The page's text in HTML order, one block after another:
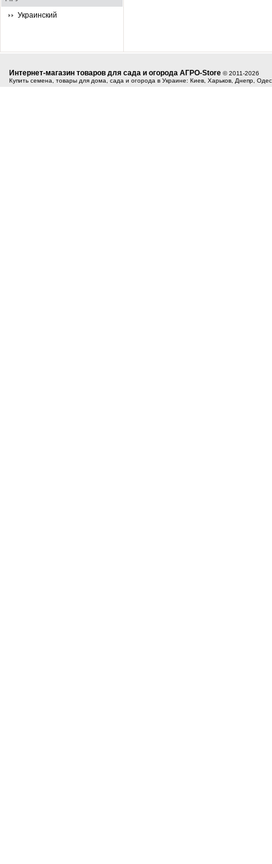
Украинский
Интернет-магазин товаров для сада и огорода АГРО-Store © 2011-2026
Купить семена, товары для дома, сада и огорода в Украине: Киев, Харьков, Днепр,